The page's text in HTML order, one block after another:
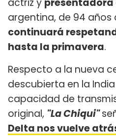
actriz y presentadora
argentina, de 94 años
continuará
hasta la primavera.
Respecto a la nueva
descubierta en la
capacidad de
original, "La Chiqui"
Delta nos vuelve